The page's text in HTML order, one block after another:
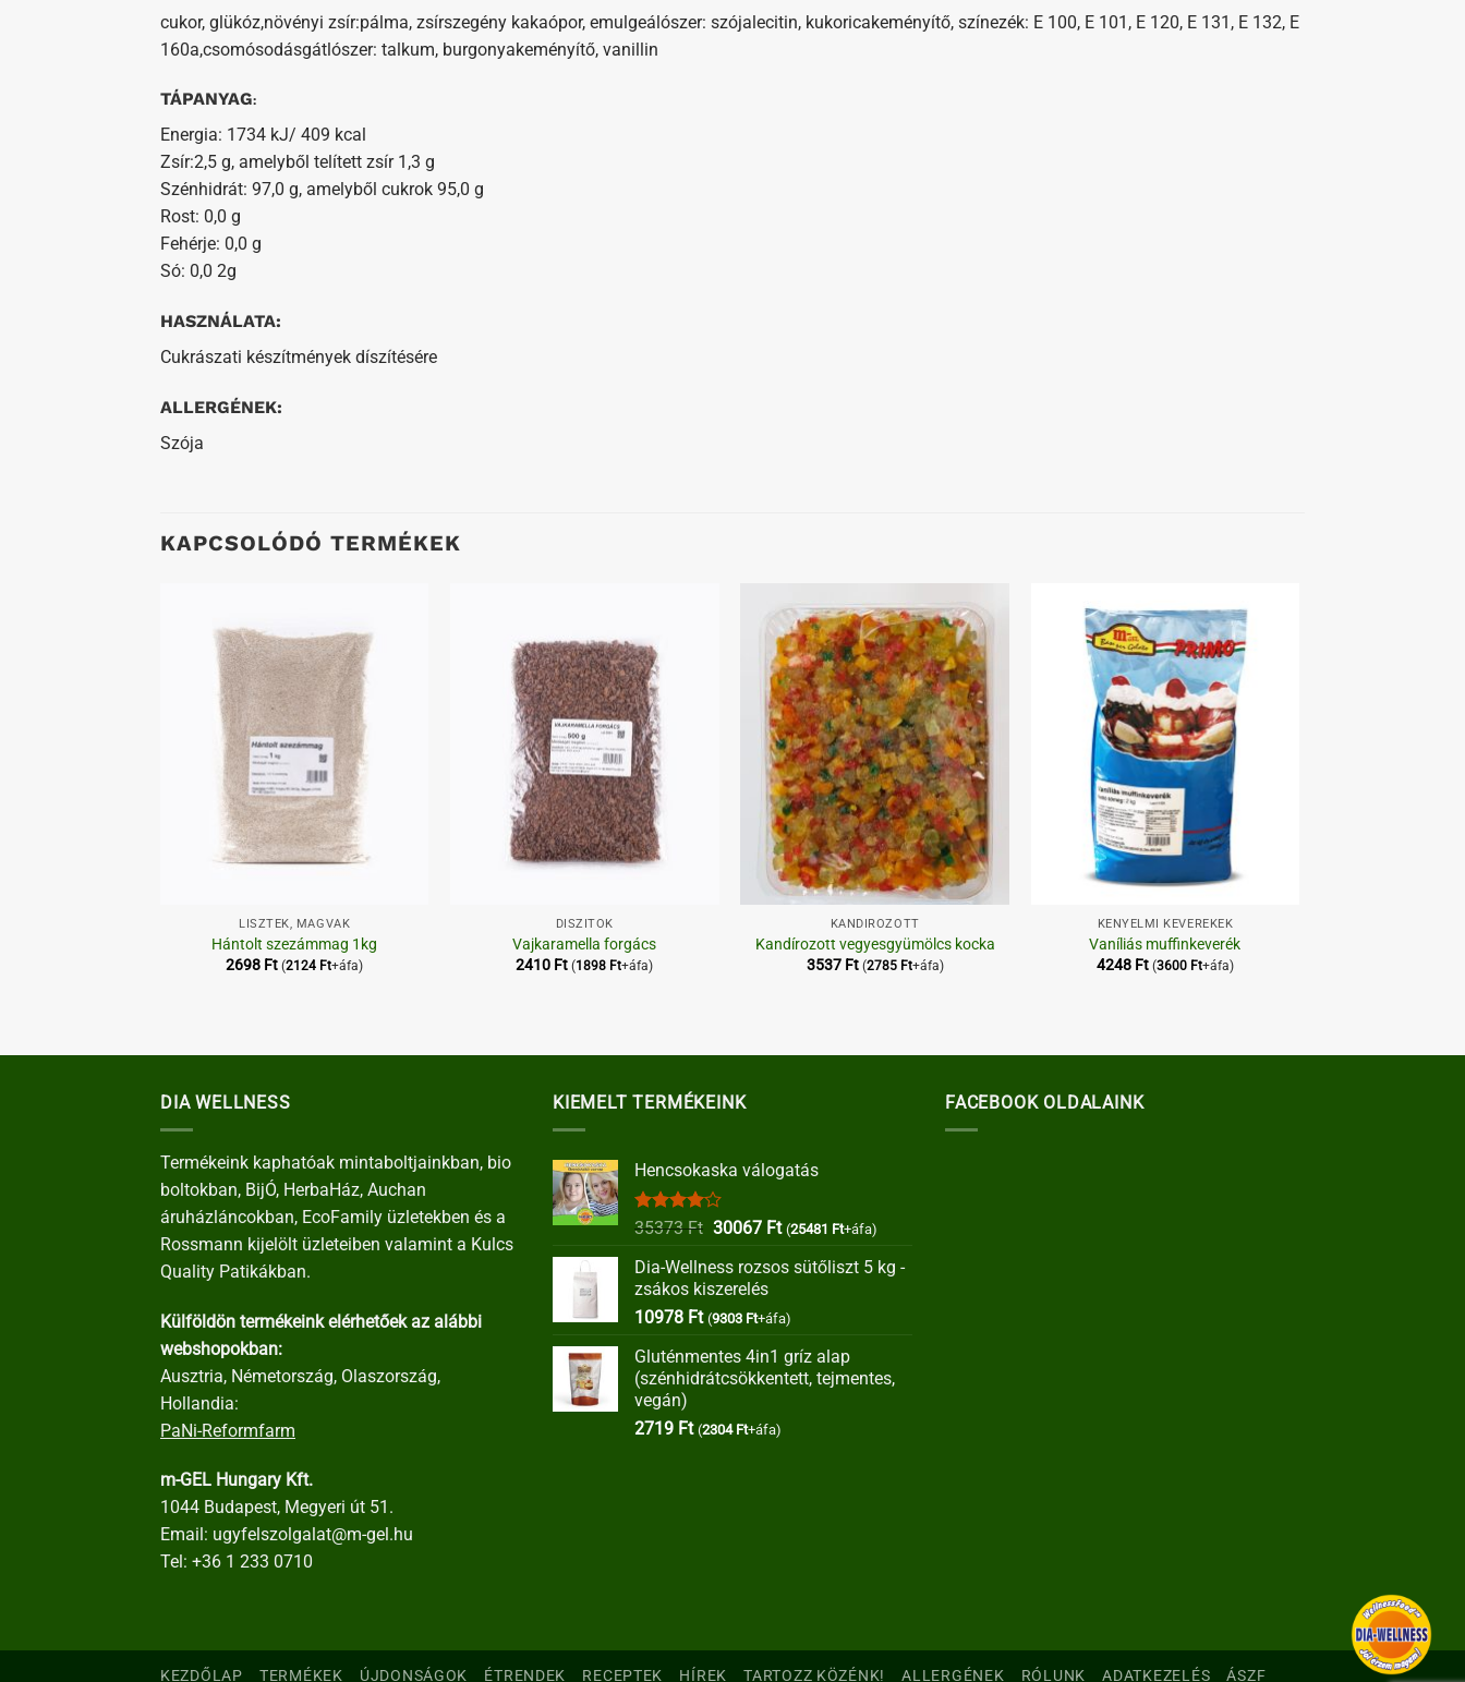
cukor, glükóz,növényi zsír:pálma, zsírszegény kakaópor, emulgeálószer: szójalecitin, kukoricakeményítő, színezék: E 100, E 101, E 120, E 131, E 132, E
160a,csomósodásgátlószer: talkum, burgonyakeményítő, vanillin
TÁPANYAG:
Energia: 1734 kJ/ 409 kcal
Zsír:2,5 g, amelyből telített zsír 1,3 g
Szénhidrát: 97,0 g, amelyből cukrok 95,0 g
Rost: 0,0 g
Fehérje: 0,0 g
Só: 0,0 2g
HASZNÁLATA:
Cukrászati készítmények díszítésére
ALLERGÉNEK:
Szója
KAPCSOLÓDÓ TERMÉKEK
Kedvenceimhez
LISZTEK, MAGVAK
Hántolt szezámmag 1kg
2698 Ft (2124 Ft+áfa)
Kedvenceimhez
DÍSZÍTŐK
Vajkaramella forgács
2410 Ft (1898 Ft+áfa)
Kedvenceimhez
+
KANDÍROZOTT
Kandírozott vegyesgyümölcs kocka
3537 Ft (2785 Ft+áfa)
Kedvenceimhez
KÉNYELMI KEVERÉKEK
Vaníliás muffinkeverék
4248 Ft (3600 Ft+áfa)
DIA WELLNESS
Termékeink kaphatóak mintaboltjainkban, bio
boltokban, BijÓ, HerbaHáz, Auchan
áruházláncokban, EcoFamily üzletekben és a
Rossmann kijelölt üzleteiben valamint a Kulcs
Quality Patikákban.
Külföldön termékeink elérhetőek az alábbi
webshopokban:
Ausztria, Németország, Olaszország,
Hollandia:
PaNi-Reformfarm
m-GEL Hungary Kft.
1044 Budapest, Megyeri út 51.
Email: ugyfelszolgalat@m-gel.hu
Tel: +36 1 233 0710
KIEMELT TERMÉKEINK
Hencsokaska válogatás
Értékelés:
35373Ft Original
was:
35373 Ft.
30067 FtCurrent
is:
(25481 Ft+áfa)
Dia-Wellness rozsos sütőliszt 5 kg -
zsákos kiszerelés
10978 Ft (9303 Ft+áfa)
Gluténmentes 4in1 gríz alap
(szénhidrátcsökkentett, tejmentes,
vegán)
2719 Ft (2304 Ft+áfa)
FACEBOOK OLDALAINK
KEZDŐLAP TERMÉKEK ÚJDONSÁGOK ÉTRENDEK RECEPTEK HÍREK TARTOZZ KÖZÉNK! ALLERGÉNEK RÓLUNK ADATKEZELÉS ÁSZF